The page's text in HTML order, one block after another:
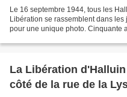
Le 16 septembre 1944, tous les
Libération se rassemblent dans
pour une unique photo. Cinquante
La Libération d'Halluin
côté de la rue de la